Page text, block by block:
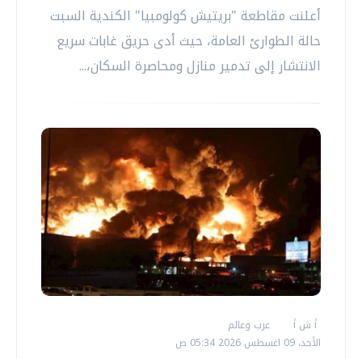
أعلنت مقاطعة "بريتيش كولومبيا" الكندية السبت
حالة الطوارئ العامة، حيث أدى حريق غابات سريع
الانتشار إلى تدمير منازل ومحاصرة السكان،...
أ ش أ
عرب وعالم
الأحد، 09 اغسطس 2026 05:34 ص